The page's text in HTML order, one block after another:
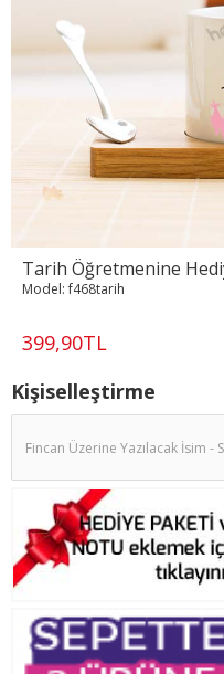
Tarih Öğretmenine
399,90TL
Model: f468tarih
Kişiselleştirme